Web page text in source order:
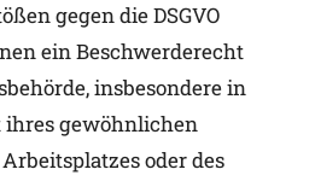
gegen die DSGVO
ein Beschwerderecht
insbesondere in
gewöhnlichen
oder des